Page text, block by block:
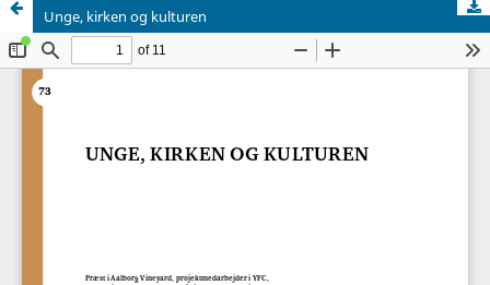
Unge, kirken og kulturen